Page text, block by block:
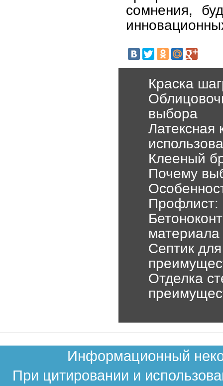
сомнения,
Краска
выбора
Латексная
Клееный
Почему
Профлист:
материала
Септик
Отделка
Информационный
При цитировании и